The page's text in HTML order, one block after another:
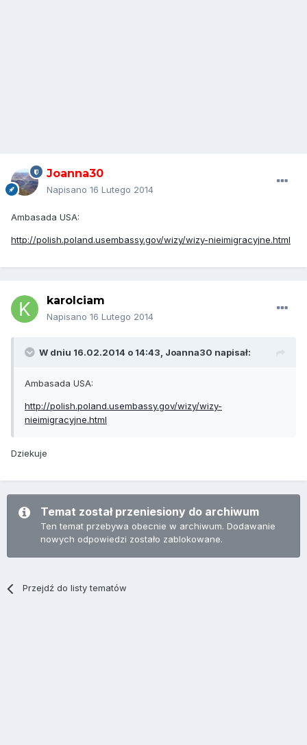
Joanna30
Napisano 16 Lutego 2014
Ambasada USA:
http://polish.poland.usembassy.gov/wizy/wizy-nieimigracyjne.html
karolciam
Napisano 16 Lutego 2014
W dniu 16.02.2014 o 14:43, Joanna30 napisał:
Ambasada USA:
http://polish.poland.usembassy.gov/wizy/wizy-
nieimigracyjne.html
Dziekuje
Temat został przeniesiony do archiwum
Ten temat przebywa obecnie w archiwum. Dodawanie
nowych odpowiedzi zostało zablokowane.
Przejdź do listy tematów